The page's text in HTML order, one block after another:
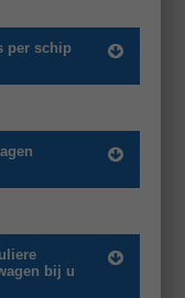
per schip
bij u